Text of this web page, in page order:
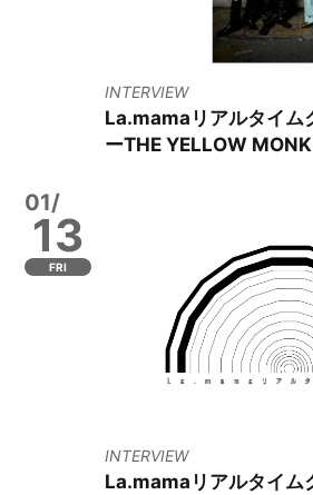
INTERVIEW
La.mamaリアルタイム
ーTHE YELLOW
01/
13
FRI
INTERVIEW
La.mamaリアルタイム